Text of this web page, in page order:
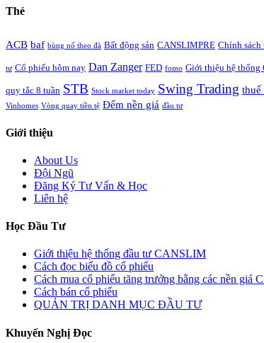
Thẻ
ACB baf bùng nổ theo đà Bất động sản CANSLIMPRE Chính sách
tư Cổ phiếu hôm nay Dan Zanger FED fomo Giới thiệu hệ thống
quy tắc 8 tuần STB Stock market today Swing Trading thuế
Vinhomes Vòng quay tiền tệ Đếm nền giá đầu tư
Giới thiệu
About Us
Đội Ngũ
Đăng Ký Tư Vấn & Học
Liên hệ
Học Đầu Tư
Giới thiệu hệ thống đầu tư CANSLIM
Cách đọc biểu đồ cổ phiếu
Cách mua cổ phiếu tăng trưởng bằng các nền giá
Cách bán cổ phiếu
QUẢN TRỊ DANH MỤC ĐẦU TƯ
Khuyến Nghị Đọc